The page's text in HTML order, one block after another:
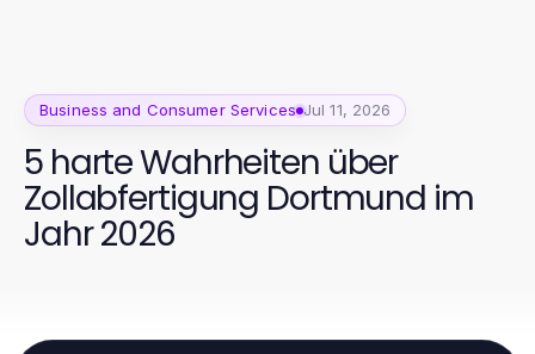
Business and Consumer Services Jul 11, 2026
5 harte Wahrheiten über
Zollabfertigung Dortmund im
Jahr 2026